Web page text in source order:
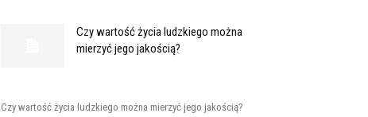
Czy wartość życia ludzkiego można
mierzyć jego jakością?
Czy wartość życia ludzkiego można mierzyć jego jakością?